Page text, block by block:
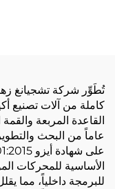
تُطَوِّر شركة تشجيانغ
كاملة من آلات تصنيع
عاماً من البحث
الأساسية للمحركات
للبرمجة داخلياً، مما